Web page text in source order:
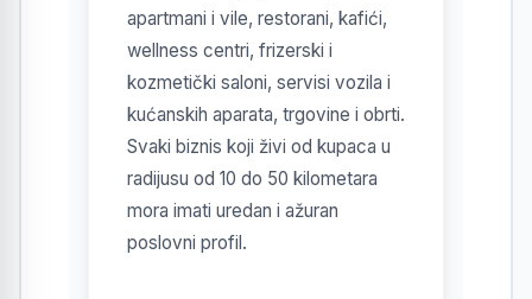
apartmani i vile, restorani, kafići,
wellness centri, frizerski i
kozmetički saloni, servisi vozila i
kućanskih aparata, trgovine i obrti.
Svaki biznis koji živi od kupaca u
radijusu od 10 do 50 kilometara
mora imati uredan i ažuran
poslovni profil.